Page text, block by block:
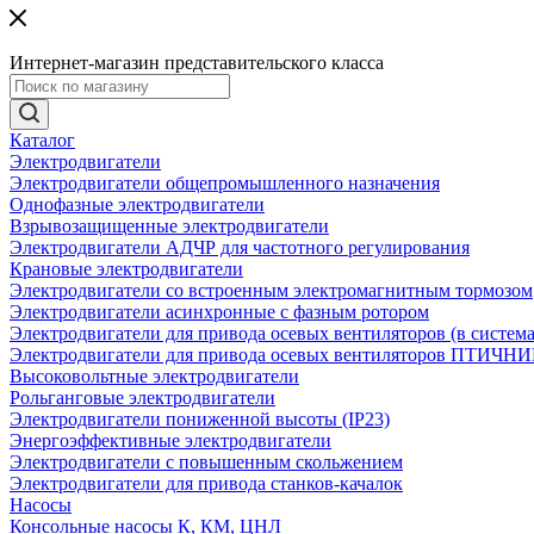
Интернет-магазин представительского класса
Каталог
Электродвигатели
Электродвигатели общепромышленного назначения
Однофазные электродвигатели
Взрывозащищенные электродвигатели
Электродвигатели АДЧР для частотного регулирования
Крановые электродвигатели
Электродвигатели со встроенным электромагнитным тормозом
Электродвигатели асинхронные с фазным ротором
Электродвигатели для привода осевых вентиляторов (в
Электродвигатели для привода осевых вентиляторов
Высоковольтные электродвигатели
Рольганговые электродвигатели
Электродвигатели пониженной высоты (IP23)
Энергоэффективные электродвигатели
Электродвигатели с повышенным скольжением
Электродвигатели для привода станков-качалок
Насосы
Консольные насосы К, КМ, ЦНЛ